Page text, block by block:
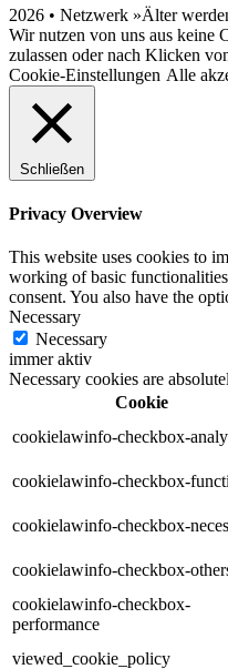
2026 • Netz­werk »Älter
Wir nutzen von uns aus keine
zulassen oder nach Klicken
Cookie-Einstellungen Alle
Schließen
Privacy Overview
This website uses cookies to
working of basic
consent. You also have the
Necessary
Necessary
immer aktiv
Necessary cookies are
Cookie
cookielawinfo-checkbox-
cookielawinfo-checkbox-
cookielawinfo-checkbox-
cookielawinfo-checkbox-
cookielawinfo-checkbox-
performance
viewed_cookie_policy